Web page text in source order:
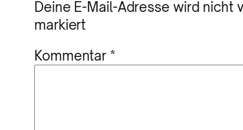
Deine E-Mail-Adresse wird nicht
markiert
Kommentar *